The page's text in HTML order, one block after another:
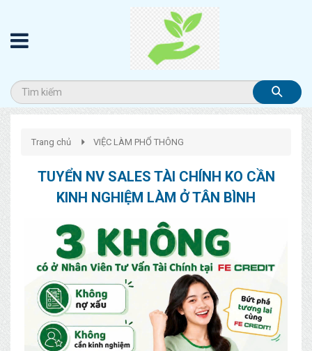
Trang chủ VIỆC LÀM PHỔ THÔNG
TUYỂN NV SALES TÀI CHÍNH KO CẦN
KINH NGHIỆM LÀM Ở TÂN BÌNH